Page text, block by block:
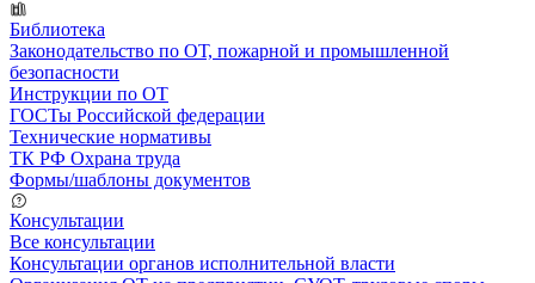
Библиотека
Законодательство по ОТ, пожарной и промышленной
безопасности
Инструкции по ОТ
ГОСТы Российской федерации
Технические нормативы
ТК РФ Охрана труда
Формы/шаблоны документов
Консультации
Все консультации
Консультации органов исполнительной власти